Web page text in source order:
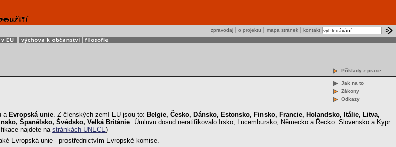
kontakt
mapa stránek
o projektu
zpravodaj
Příklady z praxe
Jak na to
Zákony
Odkazy
a Evropská unie. Z členských zemí EU jsou to: Belgie, Česko, Dánsko, Estonsko, Finsko, Francie, Holandsko, Itálie, Litva,
Španělsko, Švédsko, Velká Británie. Úmluvu dosud neratifikovalo Irsko, Lucembursko, Německo a Řecko. Slovensko a Kypr
najdete nastránkách UNECE)
Evropská unie - prostřednictvím Evropské komise.